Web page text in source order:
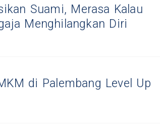
Suami, Merasa Kalau
Menghilangkan Diri
di Palembang Level Up